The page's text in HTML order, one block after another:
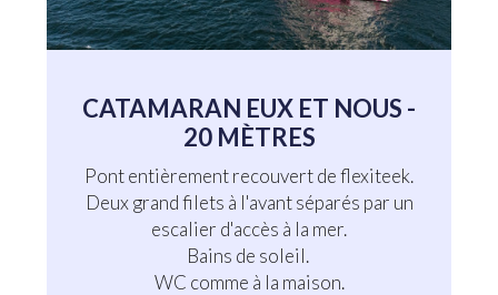
CATAMARAN EUX ET NOUS -
20 MÈTRES
Pont entièrement recouvert de flexiteek.
Deux grand filets à l'avant séparés par un
escalier d'accès à la mer.
Bains de soleil.
WC comme à la maison.